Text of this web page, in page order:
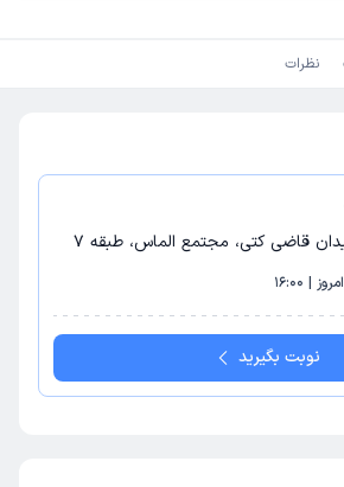
نظرات
قاضی کتی، مجتمع الماس، طبقه 7
امروز | 16:00
نوبت بگیرید